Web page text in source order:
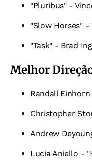
"Pluribus" -
"Slow Horses" -
"Task" - Brad
Melhor
Randall
Christopher
Andrew
Lucia Aniello -